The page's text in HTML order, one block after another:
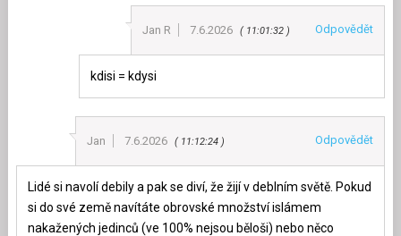
Jan R 7.6.2026 11:01:32 Odpovědět
kdisi = kdysi
Jan 7.6.2026 11:12:24 Odpovědět
Lidé si navolí debily a pak se diví, že žijí v deblním světě. Pokud
si do své země navítáte obrovské množství islámem
nakažených jedinců (ve 100% nejsou běloši) nebo něco